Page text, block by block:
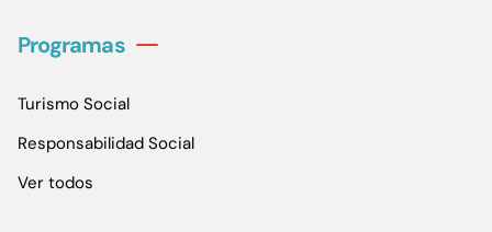
Programas
Turismo Social
Responsabilidad Social
Ver todos